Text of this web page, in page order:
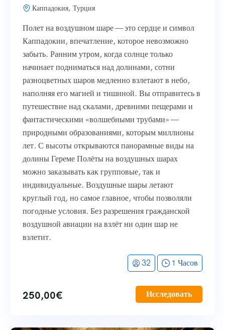
Каппадокия, Турция
Полет на воздушном шаре — это сердце и символ
Каппадокии, впечатление, которое невозможно
забыть. Ранним утром, когда солнце только
начинает подниматься над долинами, сотни
разноцветных шаров медленно взлетают в небо,
наполняя его магией и тишиной. Вы отправитесь в
путешествие над скалами, древними пещерами и
фантастическими «волшебными трубами» —
природными образованиями, которым миллионы
лет. С высоты открываются панорамные виды на
долины Гереме Полёты на воздушных шарах
можно заказывать как групповые, так и
индивидуальные. Воздушные шары летают
круглый год, но самое главное, чтобы позволяли
погодные условия. Без разрешения гражданской
воздушной авиации на взлёт ни один шар не
взлетит.
32 1 Часов
250,00€ Исследовать